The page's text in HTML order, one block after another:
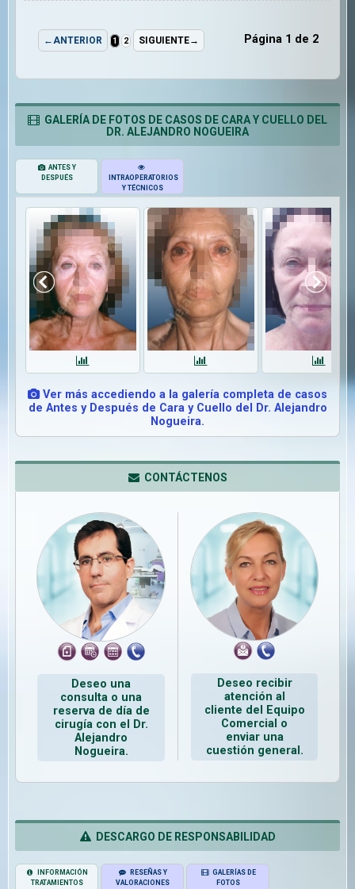
←ANTERIOR 1 2 SIGUIENTE→ Página 1 de 2
GALERÍA DE FOTOS DE CASOS DE CARA Y CUELLO DEL
DR. ALEJANDRO NOGUEIRA
ANTES Y
DESPUÉS
INTRAOPERATORIOS
Y TÉCNICOS
Ver más accediendo a la galería completa de casos
de Antes y Después de Cara y Cuello del Dr. Alejandro
Nogueira.
CONTÁCTENOS
Deseo una
consulta o una
reserva de día de
cirugía con el Dr.
Alejandro
Nogueira.
Deseo recibir
atención al
cliente del Equipo
Comercial o
enviar una
cuestión general.
DESCARGO DE RESPONSABILIDAD
INFORMACIÓN
TRATAMIENTOS
RESEÑAS Y
VALORACIONES
GALERÍAS DE
FOTOS